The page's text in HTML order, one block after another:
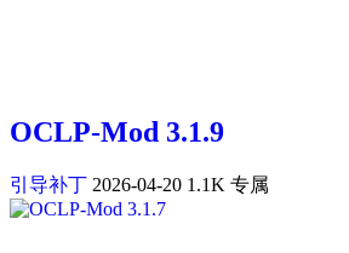
OCLP-Mod 3.1.9
引导补丁 2026-04-20 1.1K 专属